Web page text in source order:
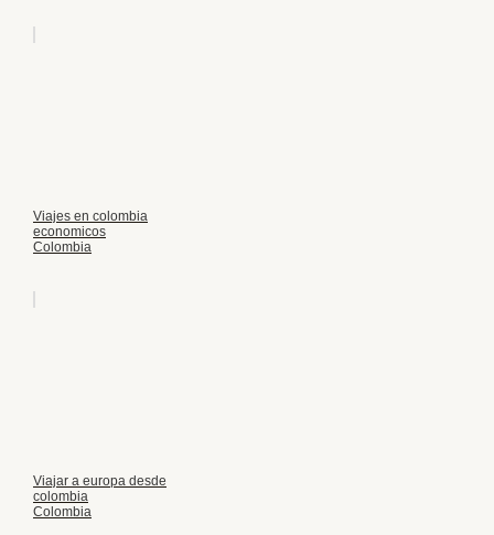
Viajes en colombia
economicos
Colombia
Viajar a europa desde
colombia
Colombia